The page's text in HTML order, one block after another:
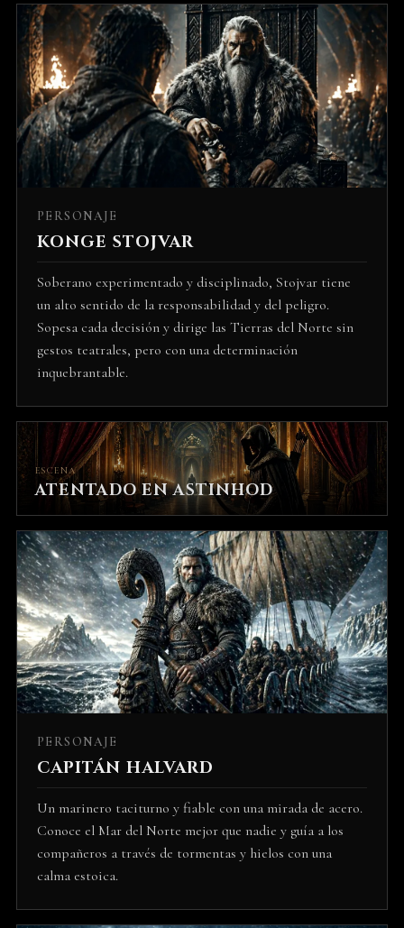
PERSONAJE
KONGE STOJVAR
Soberano experimentado y disciplinado, Stojvar tiene
un alto sentido de la responsabilidad y del peligro.
Sopesa cada decisión y dirige las Tierras del Norte sin
gestos teatrales, pero con una determinación
inquebrantable.
ESCENA
ATENTADO EN ASTINHOD
PERSONAJE
CAPITÁN HALVARD
Un marinero taciturno y fiable con una mirada de acero.
Conoce el Mar del Norte mejor que nadie y guía a los
compañeros a través de tormentas y hielos con una
calma estoica.